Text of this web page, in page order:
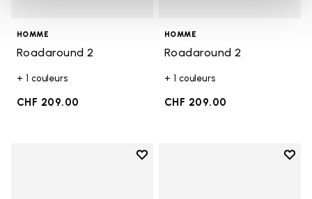
HOMME
Roadaround 2
+ 1 couleurs
CHF 209.00
HOMME
Roadaround 2
+ 1 couleurs
CHF 209.00
Add to wishlist
Add